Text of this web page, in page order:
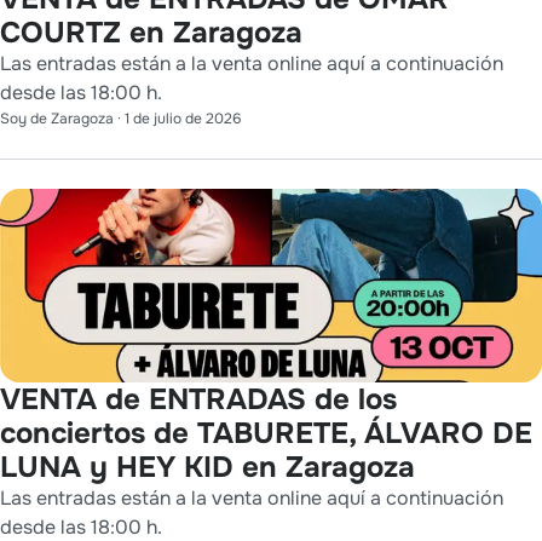
COURTZ en Zaragoza
Las entradas están a la venta online aquí a continuación
desde las 18:00 h.
Soy de Zaragoza · 1 de julio de 2026
VENTA de ENTRADAS de los
conciertos de TABURETE, ÁLVARO DE
LUNA y HEY KID en Zaragoza
Las entradas están a la venta online aquí a continuación
desde las 18:00 h.